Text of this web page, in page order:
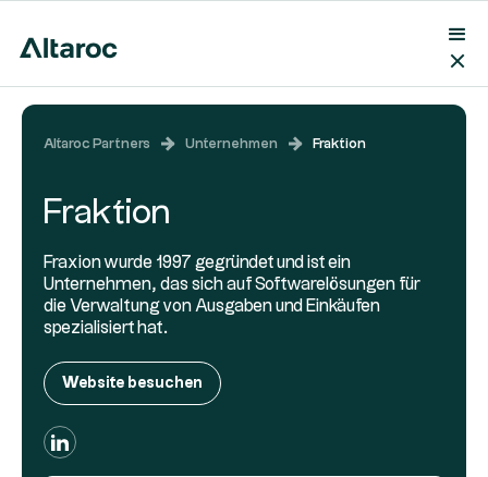
Altaroc Partners Unternehmen Fraktion
Fraktion
Fraxion wurde 1997 gegründet und ist ein
Unternehmen, das sich auf Softwarelösungen für
die Verwaltung von Ausgaben und Einkäufen
spezialisiert hat.
Website besuchen